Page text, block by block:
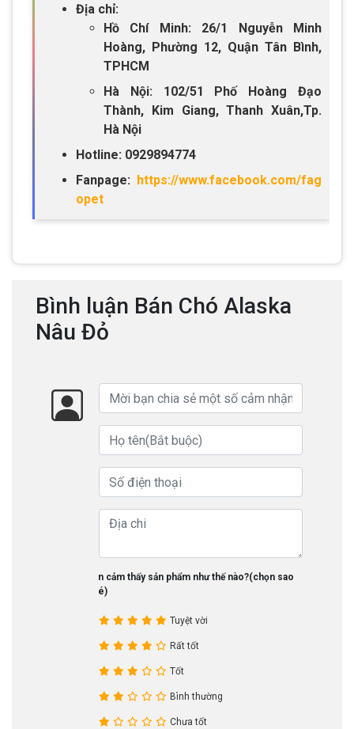
Địa chỉ:
Hồ Chí Minh: 26/1 Nguyễn Minh
Hoàng, Phường 12, Quận Tân Bình,
TPHCM
Hà Nội: 102/51 Phố Hoàng Đạo
Thành, Kim Giang, Thanh Xuân,Tp.
Hà Nội
Hotline: 0929894774
Fanpage:
https://www.facebook.com/fag
opet
Bình luận Bán Chó Alaska
Nâu Đỏ
Bạn cảm thấy sản phẩm như thế nào?(chọn sao
nhé)
Tuyệt vời
Rất tốt
Tốt
Bình thường
Chưa tốt